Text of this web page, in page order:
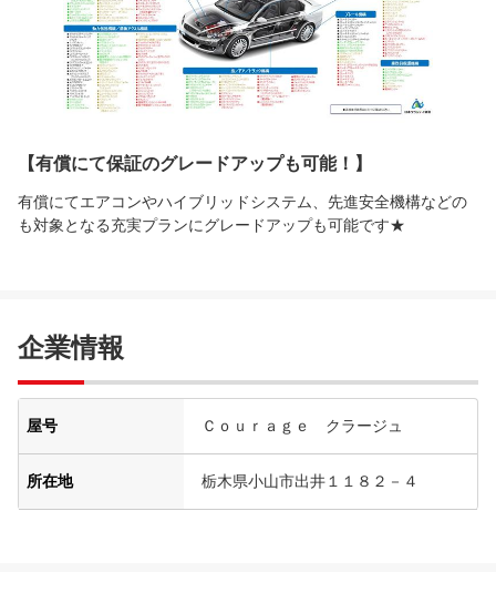
【有償にて保証のグレードアップも可能！】
有償にてエアコンやハイブリッドシステム、先進安全機構などの
も対象となる充実プランにグレードアップも可能です★
企業情報
屋号 Ｃｏｕｒａｇｅ クラージュ
所在地 栃木県小山市出井１１８２－４